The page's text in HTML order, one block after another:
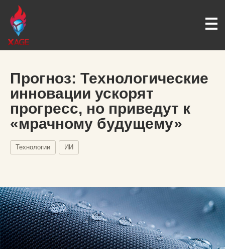
Прогноз: Технологические
инновации ускорят
прогресс, но приведут к
«мрачному будущему»
Технологии ИИ